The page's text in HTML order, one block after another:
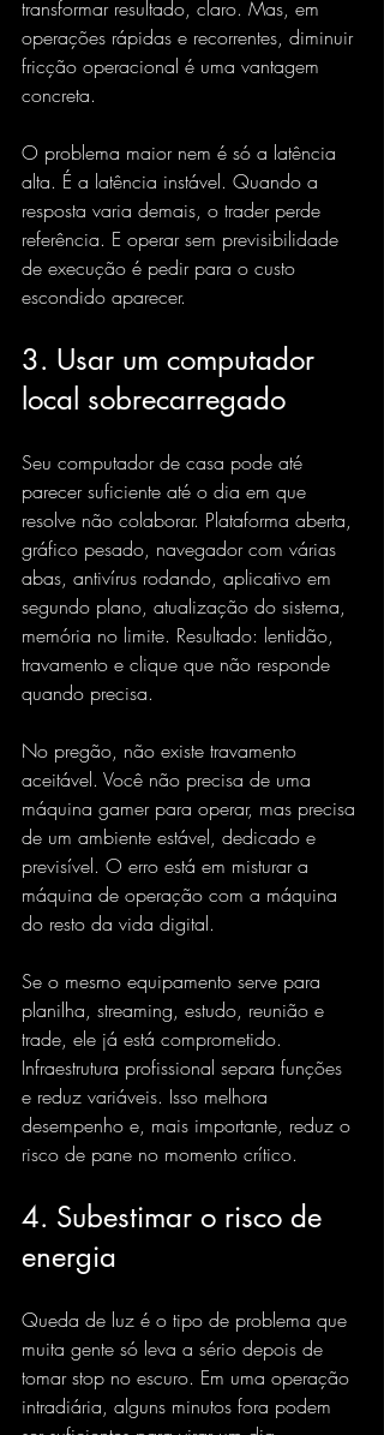
transformar resultado, claro. Mas, em
operações rápidas e recorrentes, diminuir
fricção operacional é uma vantagem
concreta.
O problema maior nem é só a latência
alta. É a latência instável. Quando a
resposta varia demais, o trader perde
referência. E operar sem previsibilidade
de execução é pedir para o custo
escondido aparecer.
3. Usar um computador
local sobrecarregado
Seu computador de casa pode até
parecer suficiente até o dia em que
resolve não colaborar. Plataforma aberta,
gráfico pesado, navegador com várias
abas, antivírus rodando, aplicativo em
segundo plano, atualização do sistema,
memória no limite. Resultado: lentidão,
travamento e clique que não responde
quando precisa.
No pregão, não existe travamento
aceitável. Você não precisa de uma
máquina gamer para operar, mas precisa
de um ambiente estável, dedicado e
previsível. O erro está em misturar a
máquina de operação com a máquina
do resto da vida digital.
Se o mesmo equipamento serve para
planilha, streaming, estudo, reunião e
trade, ele já está comprometido.
Infraestrutura profissional separa funções
e reduz variáveis. Isso melhora
desempenho e, mais importante, reduz o
risco de pane no momento crítico.
4. Subestimar o risco de
energia
Queda de luz é o tipo de problema que
muita gente só leva a sério depois de
tomar stop no escuro. Em uma operação
intradiária, alguns minutos fora podem